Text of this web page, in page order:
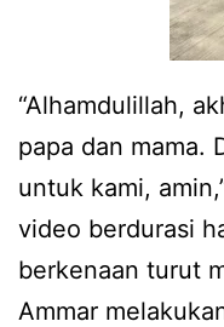
“Alhamdulillah,
papa dan mama.
untuk kami,
video berdurasi
berkenaan turut
Ammar